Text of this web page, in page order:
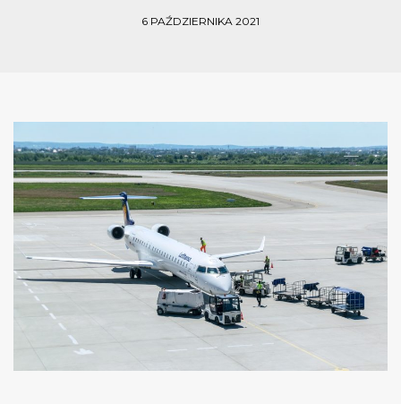
6 PAŹDZIERNIKA 2021